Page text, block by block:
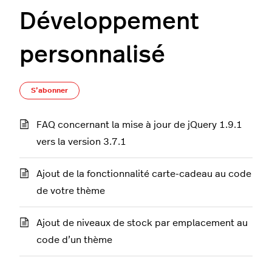
Développement
personnalisé
S’abonner
FAQ concernant la mise à jour de jQuery 1.9.1
vers la version 3.7.1
Ajout de la fonctionnalité carte-cadeau au code
de votre thème
Ajout de niveaux de stock par emplacement au
code d’un thème